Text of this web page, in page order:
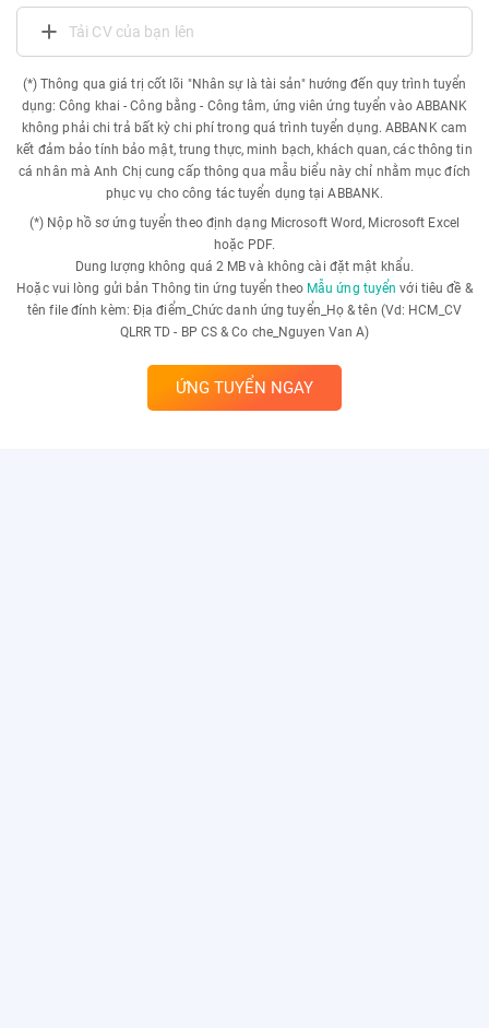
Tải CV của bạn lên
(*) Thông qua giá trị cốt lõi "Nhân sự là tài sản" hướng đến quy trình tuyển
dụng: Công khai - Công bằng - Công tâm, ứng viên ứng tuyển vào ABBANK
không phải chi trả bất kỳ chi phí trong quá trình tuyển dụng. ABBANK cam
kết đảm bảo tính bảo mật, trung thực, minh bạch, khách quan, các thông tin
cá nhân mà Anh Chị cung cấp thông qua mẫu biểu này chỉ nhằm mục đích
phục vụ cho công tác tuyển dụng tại ABBANK.
(*) Nộp hồ sơ ứng tuyển theo định dạng Microsoft Word, Microsoft Excel
hoặc PDF.
Dung lượng không quá 2 MB và không cài đặt mật khẩu.
Hoặc vui lòng gửi bản Thông tin ứng tuyển theo Mẫu ứng tuyển với tiêu đề &
tên file đính kèm: Địa điểm_Chức danh ứng tuyển_Họ & tên (Vd: HCM_CV
QLRR TD - BP CS & Co che_Nguyen Van A)
ỨNG TUYỂN NGAY